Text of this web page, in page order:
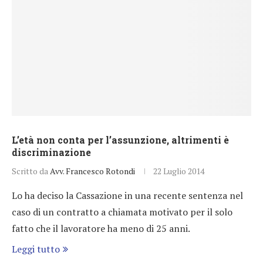
L’età non conta per l’assunzione, altrimenti è
discriminazione
Scritto da Avv. Francesco Rotondi 22 Luglio 2014
Lo ha deciso la Cassazione in una recente sentenza nel
caso di un contratto a chiamata motivato per il solo
fatto che il lavoratore ha meno di 25 anni.
Leggi tutto